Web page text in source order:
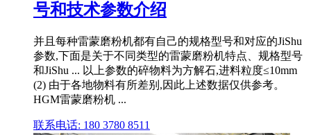
号和技术参数介绍
并且每种雷蒙磨粉机都有自己的规格型号和对应的JiShu
参数,下面是关于不同类型的雷蒙磨粉机特点、规格型号
和JiShu ... 以上参数的碎物料为方解石,进料粒度≤10mm
(2) 由于各地物料有所差别,因此上述数据仅供参考。
HGM雷蒙磨粉机 ...
联系电话: 180 3780 8511